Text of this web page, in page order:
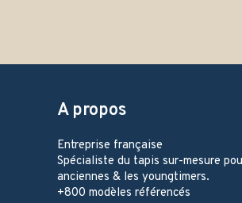
A propos
Entreprise française
Spécialiste du tapis sur-mesure
anciennes & les youngtimers.
+800 modèles référencés